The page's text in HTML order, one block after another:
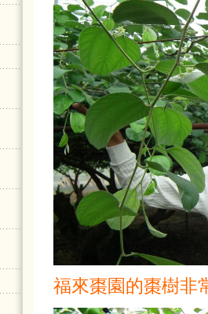
福來棗園的棗樹非